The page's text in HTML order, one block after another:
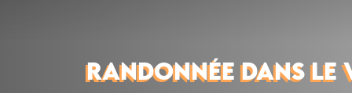
RANDONNÉE DANS LE